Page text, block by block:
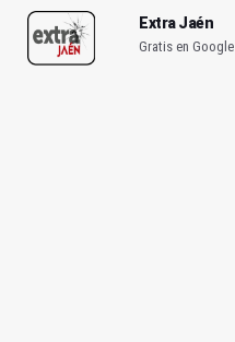
Extra Jaén
Gratis en